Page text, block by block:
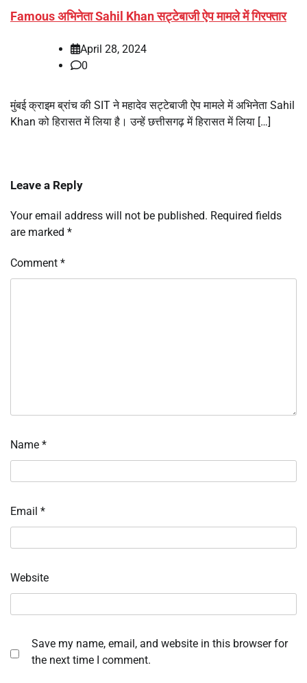
Famous अभिनेता Sahil Khan सट्टेबाजी ऐप मामले में गिरफ्तार
April 28, 2024
0
मुंबई क्राइम ब्रांच की SIT ने महादेव सट्टेबाजी ऐप मामले में अभिनेता Sahil
Khan को हिरासत में लिया है। उन्हें छत्तीसगढ़ में हिरासत में लिया […]
Leave a Reply
Your email address will not be published. Required fields
are marked *
Comment *
Name *
Email *
Website
Save my name, email, and website in this browser for
the next time I comment.